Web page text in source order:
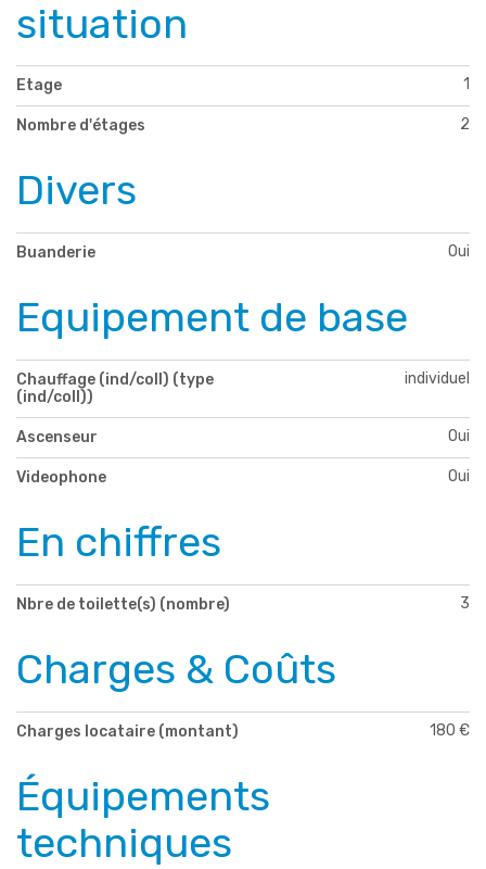
situation
Etage 1
Nombre d'étages 2
Divers
Buanderie Oui
Equipement de base
Chauffage (ind/coll) (type
(ind/coll))
individuel
Ascenseur Oui
Videophone Oui
En chiffres
Nbre de toilette(s) (nombre) 3
Charges & Coûts
Charges locataire (montant) 180 €
Équipements
techniques